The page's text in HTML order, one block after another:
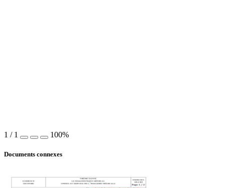
1 / 1 100%
Documents connexes